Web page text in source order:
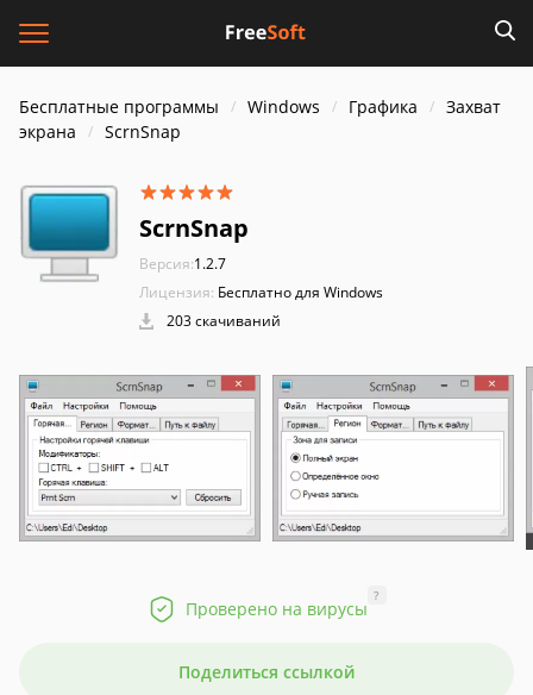
Бесплатные программы Windows Графика
Захват
экрана
ScrnSnap
ScrnSnap
Версия:1.2.7
Лицензия: Бесплатно для Windows
203 скачиваний
Проверено на вирусы
?
Поделиться ссылкой